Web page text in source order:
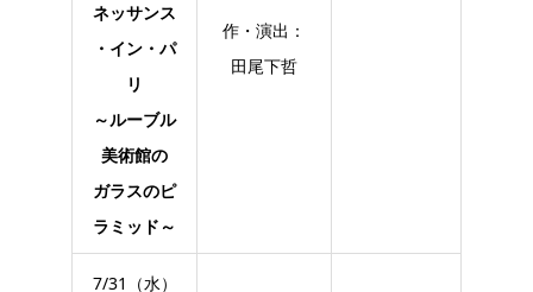
ネッサンス
・イン・パ
リ
～ルーブル
美術館の
ガラスのピ
ラミッド～
作・演出：
田尾下哲
7/31（水）